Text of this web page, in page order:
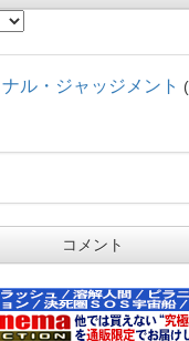
ル・ジャッジメント
コメント